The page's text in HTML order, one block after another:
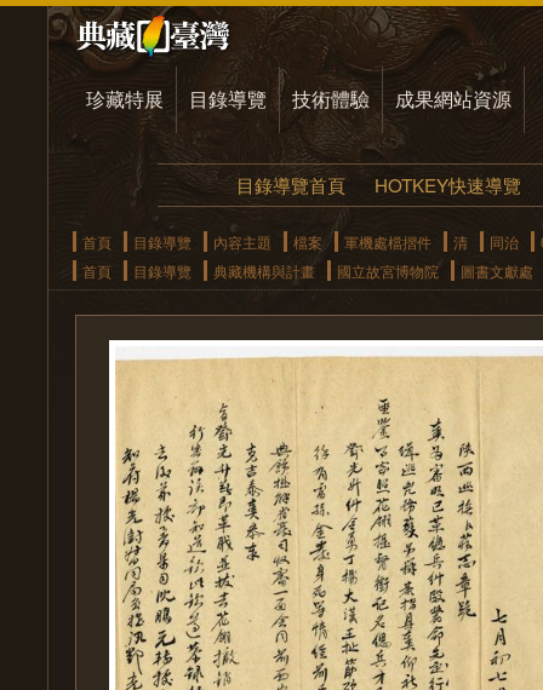
珍藏特展 目錄導覽 技術體驗 成果網站資源
目錄導覽首頁 HOTKEY快速導覽
首頁 目錄導覽 內容主題 檔案 軍機處檔摺件 清 同治
首頁
目錄導覽 典藏機構與計畫 國立故宮博物院 圖書文獻處